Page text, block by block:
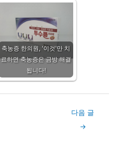
축농증 한의원, '이것'만 치
료하면 축농증은 금방 해결
됩니다!
다음 글
→